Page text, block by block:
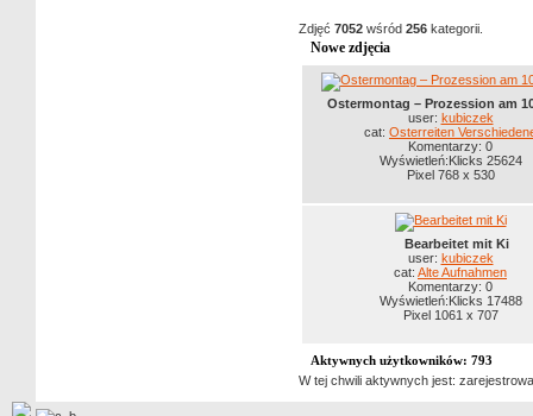
Zdjęć 7052 wśród 256 kategorii.
Nowe zdjęcia
Ostermontag – Prozession am
user: kubiczek
cat: Osterreiten
Komentarzy: 0
Wyświetleń:Klicks 25624
Pixel 768 x 530
Bearbeitet mit Ki
user: kubiczek
cat: Alte Aufnahmen
Komentarzy: 0
Wyświetleń:Klicks 17488
Pixel 1061 x 707
Aktywnych użytkowników: 793
W tej chwili aktywnych jest: